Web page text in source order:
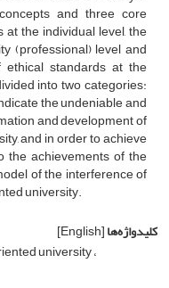
and three core
the individual level, the
(professional) level and
standards at the
into two categories:
the undeniable and
and development of
and in order to achieve
the achievements of the
of the interference of
university.
کلیدواژه‌ها[English]
university